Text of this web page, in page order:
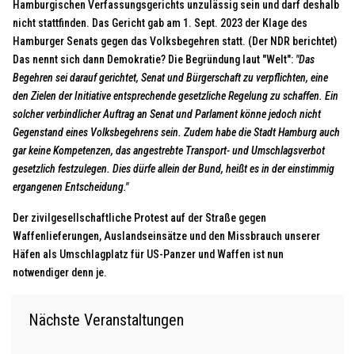
Hamburgischen Verfassungsgerichts unzulässig sein und darf deshalb
nicht stattfinden. Das Gericht gab am 1. Sept. 2023 der Klage des
Hamburger Senats gegen das Volksbegehren statt. (Der NDR berichtet)
Das nennt sich dann Demokratie? Die Begründung laut "Welt": "Das
Begehren sei darauf gerichtet, Senat und Bürgerschaft zu verpflichten, eine
den Zielen der Initiative entsprechende gesetzliche Regelung zu schaffen. Ein
solcher verbindlicher Auftrag an Senat und Parlament könne jedoch nicht
Gegenstand eines Volksbegehrens sein. Zudem habe die Stadt Hamburg auch
gar keine Kompetenzen, das angestrebte Transport- und Umschlagsverbot
gesetzlich festzulegen. Dies dürfe allein der Bund, heißt es in der einstimmig
ergangenen Entscheidung."
Der zivilgesellschaftliche Protest auf der Straße gegen
Waffenlieferungen, Auslandseinsätze und den Missbrauch unserer
Häfen als Umschlagplatz für US-Panzer und Waffen ist nun
notwendiger denn je.
Nächste Veranstaltungen